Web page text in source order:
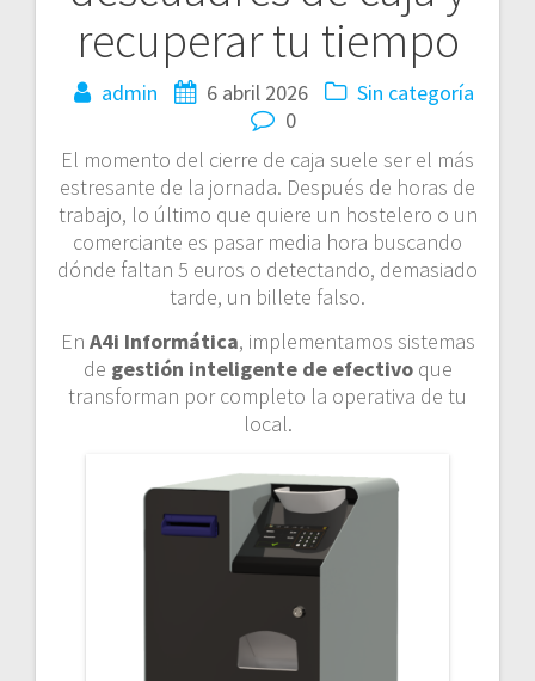
recuperar tu tiempo
admin 6 abril 2026
Sin categoría
0
El momento del cierre de caja suele ser el más
estresante de la jornada. Después de horas de
trabajo, lo último que quiere un hostelero o un
comerciante es pasar media hora buscando
dónde faltan 5 euros o detectando, demasiado
tarde, un billete falso.
En A4i Informática, implementamos sistemas
de gestión inteligente de efectivoque
transforman por completo la operativa de tu
local.